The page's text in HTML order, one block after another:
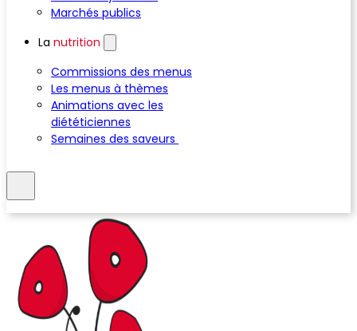
Marchés publics
La nutrition
Commissions des menus
Les menus à thèmes
Animations avec les
diététiciennes
Semaines des saveurs